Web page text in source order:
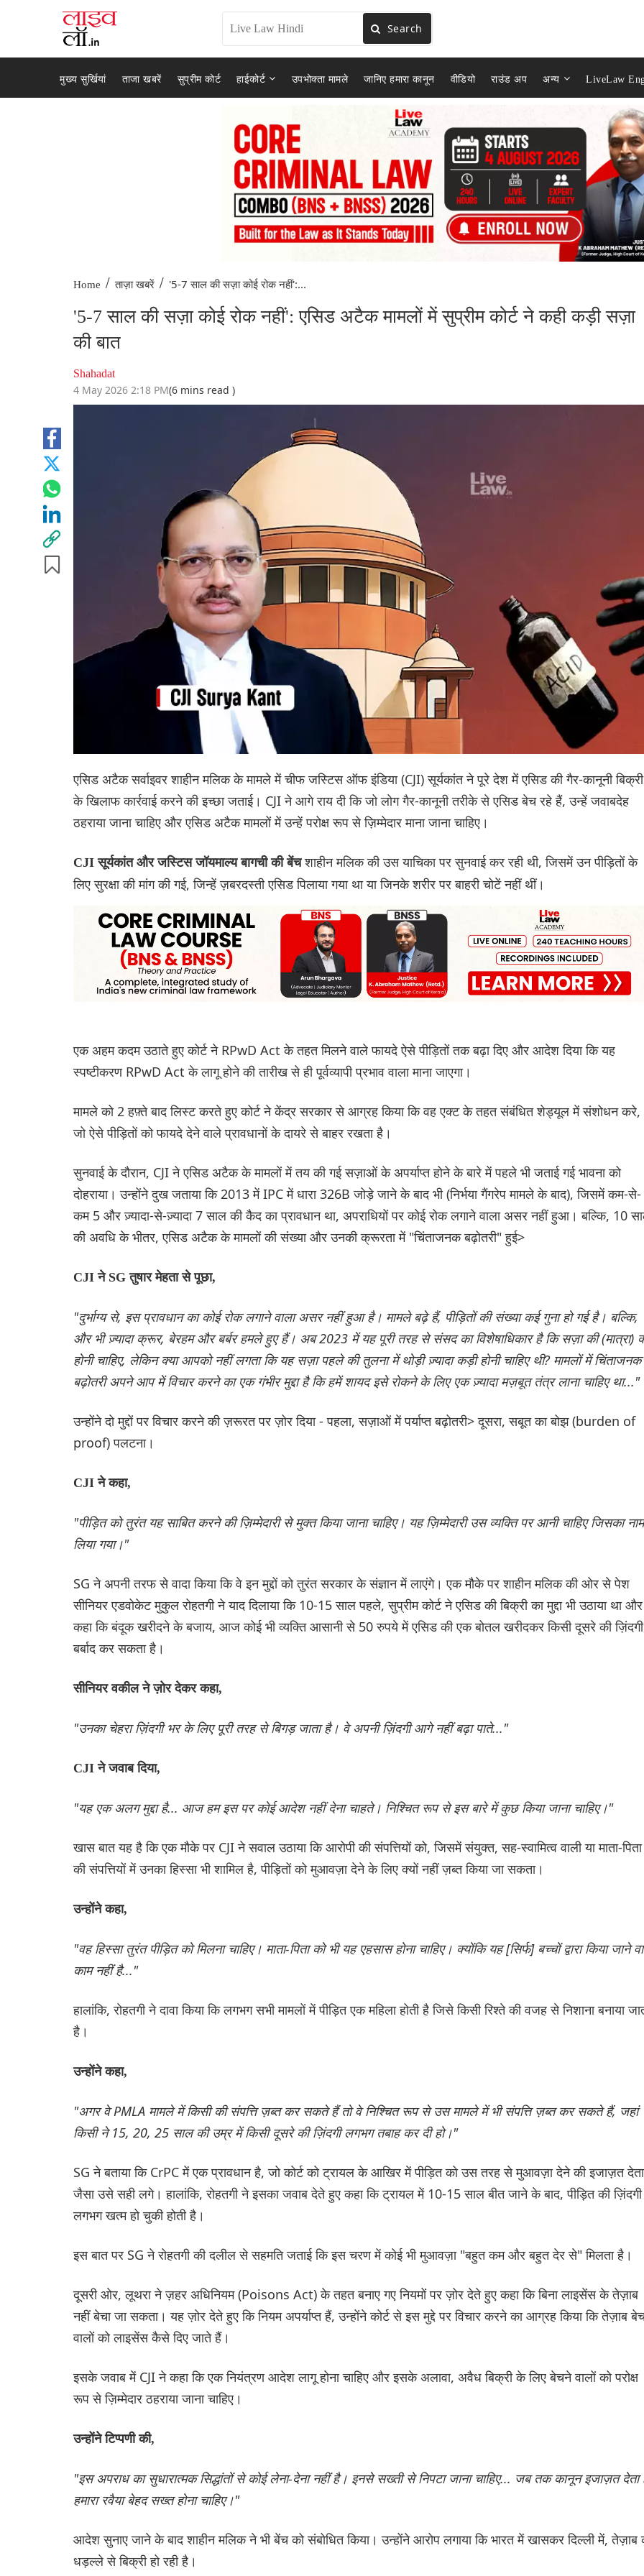
Search
मुख्य सुर्खियां ताजा खबरें सुप्रीम कोर्ट हाईकोर्ट उपभोक्ता मामले जानिए हमारा कानून वीडियो राउंड अप अन्य LiveLaw
Home / ताज़ा खबरें / '5-7 साल की सज़ा कोई रोक नहीं':...
'5-7 साल की सज़ा कोई रोक नहीं': एसिड अटैक मामलों में सुप्रीम कोर्ट ने कही कड़ी सज़ा
की बात
Shahadat
4 May 2026 2:18 PM(6 mins read )
एसिड अटैक सर्वाइवर शाहीन मलिक के मामले में चीफ जस्टिस ऑफ इंडिया (CJI) सूर्यकांत ने पूरे देश में एसिड की गैर-कानूनी बिक्री
के खिलाफ कार्रवाई करने की इच्छा जताई। CJI ने आगे राय दी कि जो लोग गैर-कानूनी तरीके से एसिड बेच रहे हैं, उन्हें जवाबदेह
ठहराया जाना चाहिए और एसिड अटैक मामलों में उन्हें परोक्ष रूप से ज़िम्मेदार माना जाना चाहिए।
CJI सूर्यकांत और जस्टिस जॉयमाल्य बागची की बेंचशाहीन मलिक की उस याचिका पर सुनवाई कर रही थी, जिसमें उन पीड़ितों के
लिए सुरक्षा की मांग की गई, जिन्हें ज़बरदस्ती एसिड पिलाया गया था या जिनके शरीर पर बाहरी चोटें नहीं थीं।
एक अहम कदम उठाते हुए कोर्ट ने RPwD Act के तहत मिलने वाले फायदे ऐसे पीड़ितों तक बढ़ा दिए और आदेश दिया कि यह
स्पष्टीकरण RPwD Act के लागू होने की तारीख से ही पूर्वव्यापी प्रभाव वाला माना जाएगा।
मामले को 2 हफ़्ते बाद लिस्ट करते हुए कोर्ट ने केंद्र सरकार से आग्रह किया कि वह एक्ट के तहत संबंधित शेड्यूल में संशोधन करे,
जो ऐसे पीड़ितों को फायदे देने वाले प्रावधानों के दायरे से बाहर रखता है।
सुनवाई के दौरान, CJI ने एसिड अटैक के मामलों में तय की गई सज़ाओं के अपर्याप्त होने के बारे में पहले भी जताई गई भावना को
दोहराया। उन्होंने दुख जताया कि 2013 में IPC में धारा 326B जोड़े जाने के बाद भी (निर्भया गैंगरेप मामले के बाद), जिसमें कम-से-
कम 5 और ज़्यादा-से-ज़्यादा 7 साल की कैद का प्रावधान था, अपराधियों पर कोई रोक लगाने वाला असर नहीं हुआ। बल्कि, 10
की अवधि के भीतर, एसिड अटैक के मामलों की संख्या और उनकी क्रूरता में "चिंताजनक बढ़ोतरी" हुई>
CJI ने SG तुषार मेहता से पूछा,
"दुर्भाग्य से, इस प्रावधान का कोई रोक लगाने वाला असर नहीं हुआ है। मामले बढ़े हैं, पीड़ितों की संख्या कई गुना हो गई है। बल्कि,
और भी ज़्यादा क्रूर, बेरहम और बर्बर हमले हुए हैं। अब 2023 में यह पूरी तरह से संसद का विशेषाधिकार है कि सज़ा की (मात्रा)
होनी चाहिए, लेकिन क्या आपको नहीं लगता कि यह सज़ा पहले की तुलना में थोड़ी ज़्यादा कड़ी होनी चाहिए थी? मामलों में चिंताजनक
बढ़ोतरी अपने आप में विचार करने का एक गंभीर मुद्दा है कि हमें शायद इसे रोकने के लिए एक ज़्यादा मज़बूत तंत्र लाना चाहिए था..."
उन्होंने दो मुद्दों पर विचार करने की ज़रूरत पर ज़ोर दिया - पहला, सज़ाओं में पर्याप्त बढ़ोतरी> दूसरा, सबूत का बोझ (burden of
proof) पलटना।
CJI ने कहा,
"पीड़ित को तुरंत यह साबित करने की ज़िम्मेदारी से मुक्त किया जाना चाहिए। यह ज़िम्मेदारी उस व्यक्ति पर आनी चाहिए जिसका नाम
लिया गया।"
SG ने अपनी तरफ से वादा किया कि वे इन मुद्दों को तुरंत सरकार के संज्ञान में लाएंगे। एक मौके पर शाहीन मलिक की ओर से पेश
सीनियर एडवोकेट मुकुल रोहतगी ने याद दिलाया कि 10-15 साल पहले, सुप्रीम कोर्ट ने एसिड की बिक्री का मुद्दा भी उठाया था और
कहा कि बंदूक खरीदने के बजाय, आज कोई भी व्यक्ति आसानी से 50 रुपये में एसिड की एक बोतल खरीदकर किसी दूसरे की ज़िंदगी
बर्बाद कर सकता है।
सीनियर वकील ने ज़ोर देकर कहा,
"उनका चेहरा ज़िंदगी भर के लिए पूरी तरह से बिगड़ जाता है। वे अपनी ज़िंदगी आगे नहीं बढ़ा पाते..."
CJI ने जवाब दिया,
"यह एक अलग मुद्दा है... आज हम इस पर कोई आदेश नहीं देना चाहते। निश्चित रूप से इस बारे में कुछ किया जाना चाहिए।"
खास बात यह है कि एक मौके पर CJI ने सवाल उठाया कि आरोपी की संपत्तियों को, जिसमें संयुक्त, सह-स्वामित्व वाली या माता-पिता
की संपत्तियों में उनका हिस्सा भी शामिल है, पीड़ितों को मुआवज़ा देने के लिए क्यों नहीं ज़ब्त किया जा सकता।
उन्होंने कहा,
"वह हिस्सा तुरंत पीड़ित को मिलना चाहिए। माता-पिता को भी यह एहसास होना चाहिए। क्योंकि यह [सिर्फ] बच्चों द्वारा किया जाने
काम नहीं है..."
हालांकि, रोहतगी ने दावा किया कि लगभग सभी मामलों में पीड़ित एक महिला होती है जिसे किसी रिश्ते की वजह से निशाना बनाया
है।
उन्होंने कहा,
"अगर वे PMLA मामले में किसी की संपत्ति ज़ब्त कर सकते हैं तो वे निश्चित रूप से उस मामले में भी संपत्ति ज़ब्त कर सकते हैं, जहां
किसी ने 15, 20, 25 साल की उम्र में किसी दूसरे की ज़िंदगी लगभग तबाह कर दी हो।"
SG ने बताया कि CrPC में एक प्रावधान है, जो कोर्ट को ट्रायल के आखिर में पीड़ित को उस तरह से मुआवज़ा देने की इजाज़त
जैसा उसे सही लगे। हालांकि, रोहतगी ने इसका जवाब देते हुए कहा कि ट्रायल में 10-15 साल बीत जाने के बाद, पीड़ित की ज़िंदगी
लगभग खत्म हो चुकी होती है।
इस बात पर SG ने रोहतगी की दलील से सहमति जताई कि इस चरण में कोई भी मुआवज़ा "बहुत कम और बहुत देर से" मिलता है।
दूसरी ओर, लूथरा ने ज़हर अधिनियम (Poisons Act) के तहत बनाए गए नियमों पर ज़ोर देते हुए कहा कि बिना लाइसेंस के तेज़ाब
नहीं बेचा जा सकता। यह ज़ोर देते हुए कि नियम अपर्याप्त हैं, उन्होंने कोर्ट से इस मुद्दे पर विचार करने का आग्रह किया कि तेज़ाब
वालों को लाइसेंस कैसे दिए जाते हैं।
इसके जवाब में CJI ने कहा कि एक नियंत्रण आदेश लागू होना चाहिए और इसके अलावा, अवैध बिक्री के लिए बेचने वालों को परोक्ष
रूप से ज़िम्मेदार ठहराया जाना चाहिए।
उन्होंने टिप्पणी की,
"इस अपराध का सुधारात्मक सिद्धांतों से कोई लेना-देना नहीं है। इनसे सख्ती से निपटा जाना चाहिए... जब तक कानून इजाज़त देता
हमारा रवैया बेहद सख्त होना चाहिए।"
आदेश सुनाए जाने के बाद शाहीन मलिक ने भी बेंच को संबोधित किया। उन्होंने आरोप लगाया कि भारत में खासकर दिल्ली में, तेज़ाब
धड़ल्ले से बिक्री हो रही है।